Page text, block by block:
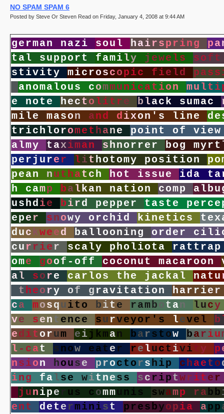
NO SPAM SPAM 6
Posted by Steve Or Steven Read on Friday, January 4, 2008 at 9:44 AM
ge rman nazi sou l hairsp ring pa
tal suppo rt family j ewe ls soft
stivity mic roscopic fie ld pass
anomalous communicat ion mu lti
e
note hect o lit re b lack sumac
mile mason and dixon ' s line de
t rich lo romet hane point of view
almy taximan shno r re r bog myrt
pe r j u re r lit hotomy position po
pean nut hat ch hot issue ida ta
h
camp balkan nation comp albu
ushdie bird peppe r taste pe rce
epe r snowy o rchid kinet ics t ex
duc kweed ballooning o rde r cili
cu r rie r scaly pho liota ratt rap
ome goof - off coconut macaroon
al so re car los t he j ackal natu
t heo ry of g ravit at ion har rie r
ca mosqu it o bit e ramb t an lucy
ve sen t ence su rveyo r ' s leve l b
edit o rum eij kman barst ow bariu
l - cat snow eat e r re luct ivi y p
nsion house p roct o rship chaet o
ing false wit ness sc riptwrit e r
j unipe u s c ommu ni s swamp rabb
ent dete rminist p resbyopia app